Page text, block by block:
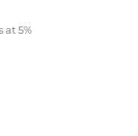
at 5%